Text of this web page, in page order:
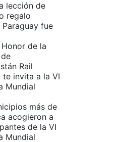
lección de
regalo
fue
de la
Rail
te invita a la VI
Mundial
más de
acogieron a
de la VI
Mundial